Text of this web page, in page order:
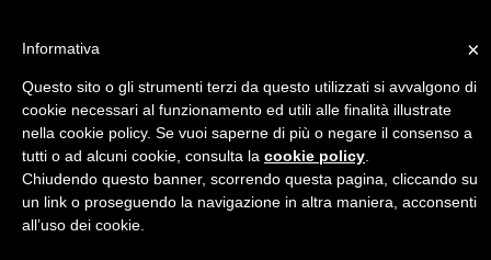
Circolo
Statuto e
Regolamenti
Storia
Ormeggi
Sede e Servizi
Attività
Safeguarding
×
Informativa
Questo sito o gli strumenti terzi da questo utilizzati si avvalgono di
cookie necessari al funzionamento ed utili alle finalità illustrate
nella cookie policy. Se vuoi saperne di più o negare il consenso a
tutti o ad alcuni cookie, consulta la cookie policy
Chiudendo questo banner, scorrendo questa pagina, cliccando su
un link o proseguendo la navigazione in altra maniera, acconsenti
all’uso dei cookie.